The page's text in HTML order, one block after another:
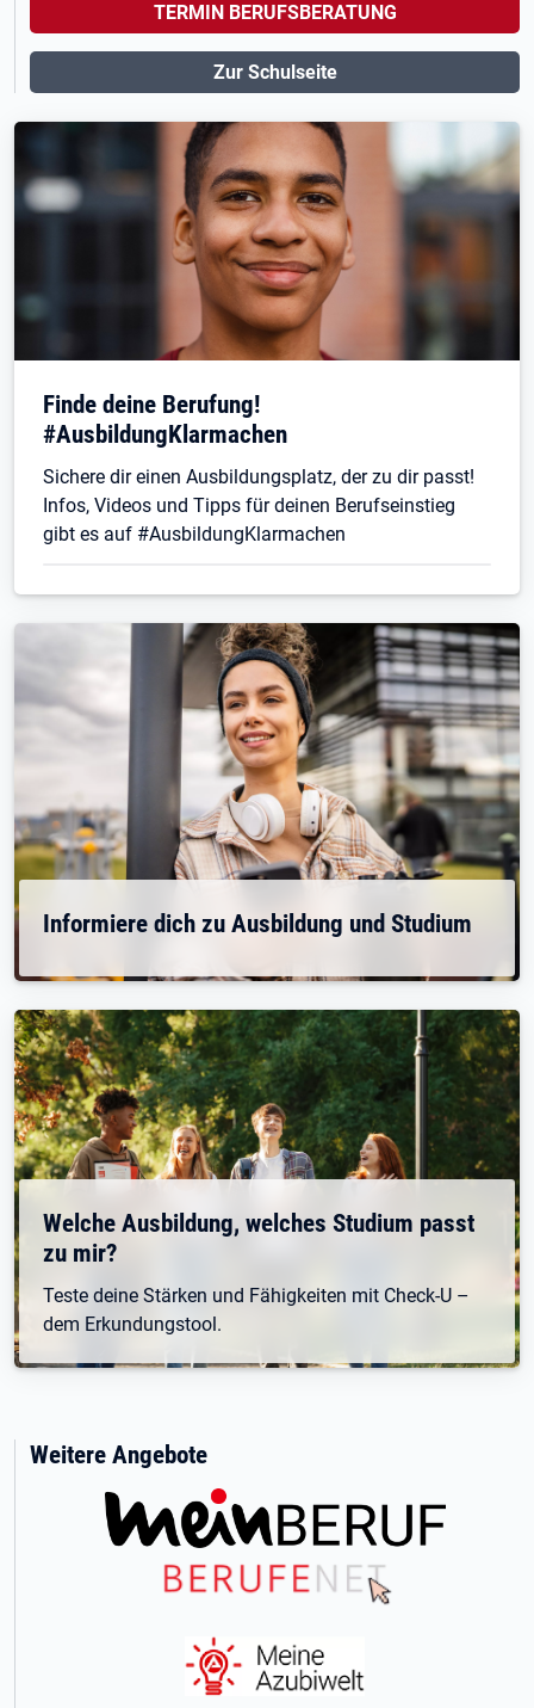
TERMIN BERUFSBERATUNG
Zur Schulseite
Finde deine Berufung!
#AusbildungKlarmachen
Sichere dir einen Ausbildungsplatz, der zu dir passt!
Infos, Videos und Tipps für deinen Berufseinstieg
gibt es auf #AusbildungKlarmachen
Informiere dich zu Ausbildung und Studium
Welche Ausbildung, welches Studium passt
zu mir?
Teste deine Stärken und Fähigkeiten mit Check-U –
dem Erkundungstool.
Weitere Angebote